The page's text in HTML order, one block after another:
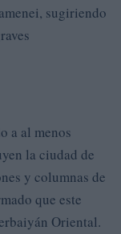
sugiriendo
a al menos
la ciudad de
y columnas de
que este
Oriental.